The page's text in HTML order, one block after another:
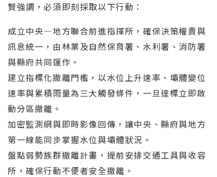
賢強調，必須即刻採取以下行動：
成立中央—地方聯合前進指揮所，確保決策權責與
訊息統一，由林業及自然保育署、水利署、消防署
與縣府共同運作。
建立指標化撤離門檻，以水位上升速率、壩體變位
速率與累積雨量為三大觸發條件，一旦達標立即啟
動分區撤離。
加密監測網與即時影像回傳，讓中央、縣府與地方
第一線能同步掌握水位與壩體狀況。
盤點弱勢族群撤離計畫，提前安排交通工具與收容
所，確保行動不便者安全撤離。